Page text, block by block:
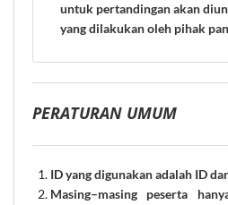
untuk pertandingan akan
yang dilakukan oleh pihak
PERATURAN UMUM
ID yang digunakan adalah ID
Masing–masing peserta